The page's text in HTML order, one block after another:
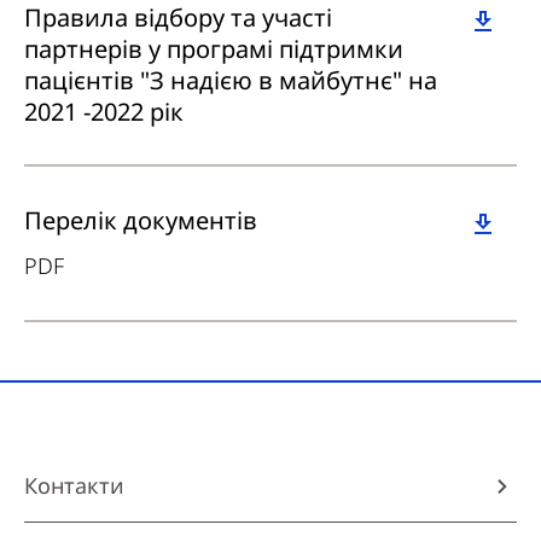
Download
Правила відбору та участі
партнерів у програмі підтримки
пацієнтів "З надією в майбутнє" на
2021 -2022 рік
Download
Перелік документів
PDF
Контакти